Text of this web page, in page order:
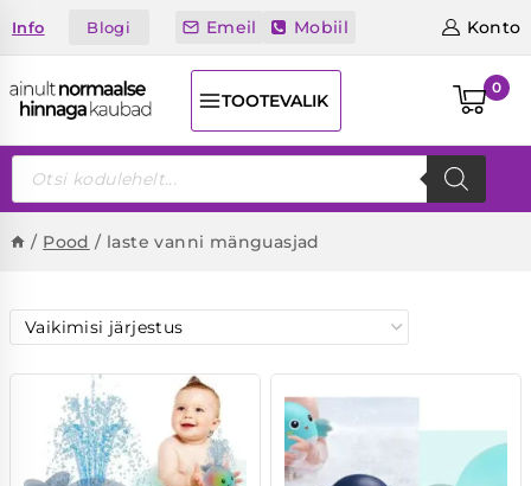
toInfo Blogi Emeil Mobiil Konto
TOOTEVALIK
0
Products
search
/ Pood / laste vanni mänguasjad